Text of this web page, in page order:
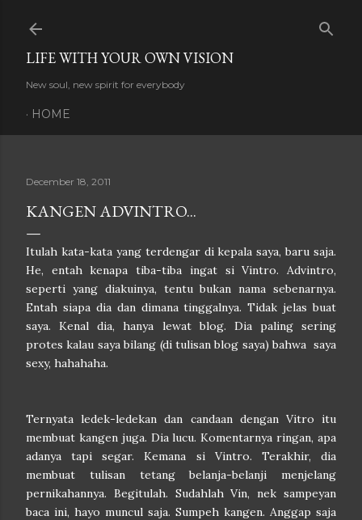
LIFE WITH YOUR OWN VISION
New soul, new spirit for everybody
HOME
December 18, 2011
KANGEN ADVINTRO...
Itulah kata-kata yang terdengar di kepala saya, baru saja.
He, entah kenapa tiba-tiba ingat si Vintro. Advintro,
seperti yang diakuinya, tentu bukan nama sebenarnya.
Entah siapa dia dan dimana tinggalnya. Tidak jelas buat
saya. Kenal dia, hanya lewat blog. Dia paling sering
protes kalau saya bilang (di tulisan blog saya) bahwa saya
sexy, hahahaha.
Ternyata ledek-ledekan dan candaan dengan Vitro itu
membuat kangen juga. Dia lucu. Komentarnya ringan, apa
adanya tapi segar. Kemana si Vintro. Terakhir, dia
membuat tulisan tetang belanja-belanji menjelang
pernikahannya. Begitulah. Sudahlah Vin, nek sampeyan
baca ini, hayo muncul saja. Sumpeh kangen. Anggap saja